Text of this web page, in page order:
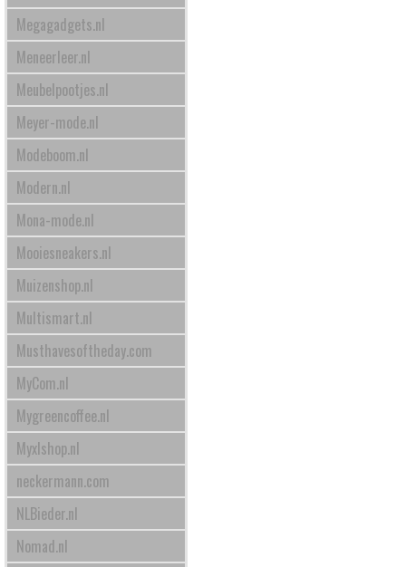
Megagadgets.nl
Meneerleer.nl
Meubelpootjes.nl
Meyer-mode.nl
Modeboom.nl
Modern.nl
Mona-mode.nl
Mooiesneakers.nl
Muizenshop.nl
Multismart.nl
Musthavesoftheday.com
MyCom.nl
Mygreencoffee.nl
Myxlshop.nl
neckermann.com
NLBieder.nl
Nomad.nl